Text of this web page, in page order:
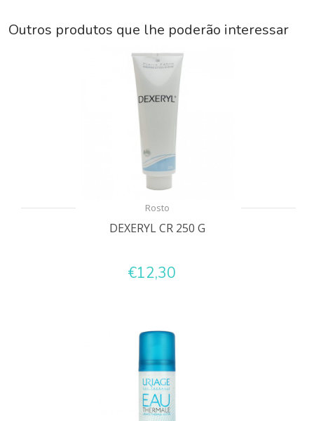
Outros produtos que lhe poderão interessar
Rosto
DEXERYL CR 250 G
€12,30